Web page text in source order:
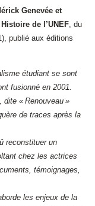
Genevée et
Histoire de l’UNEF, du
publié aux éditions
étudiant se sont
fusionné en 2001.
dite « Renouveau »
de traces après la
reconstituer un
chez les actrices
témoignages,
les enjeux de la